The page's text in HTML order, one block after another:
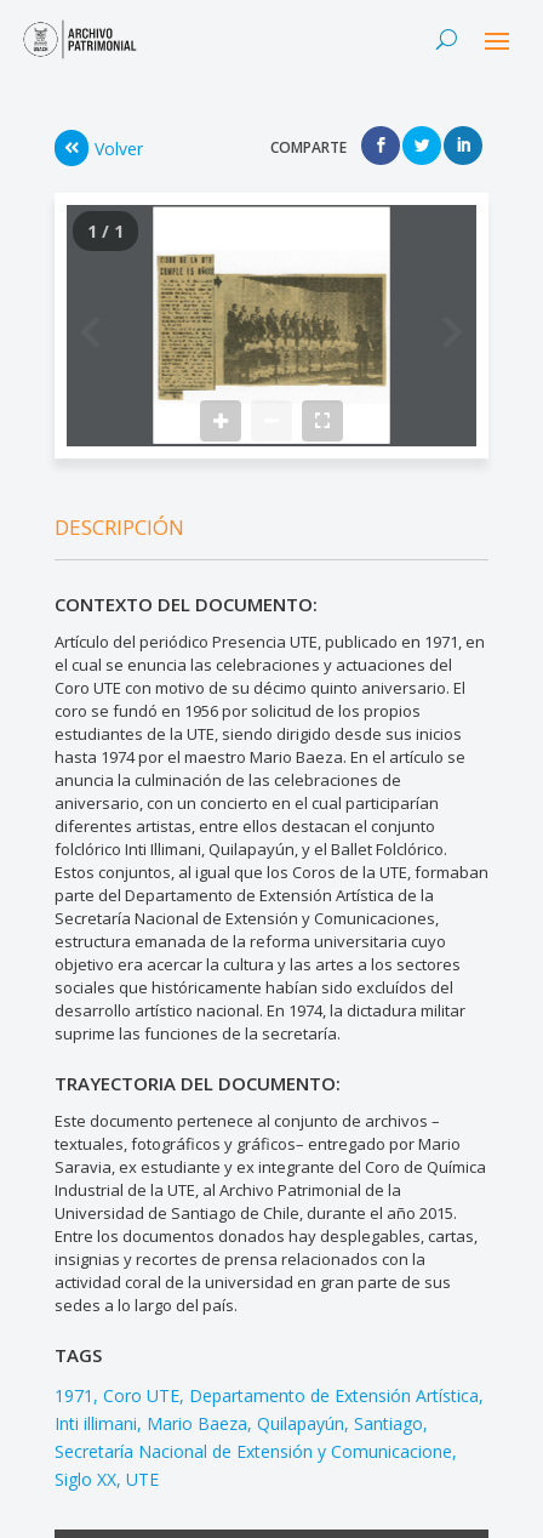
Volver COMPARTE
1 / 1
DESCRIPCIÓN
CONTEXTO DEL DOCUMENTO:
Artículo del periódico Presencia UTE, publicado en 1971, en
el cual se enuncia las celebraciones y actuaciones del
Coro UTE con motivo de su décimo quinto aniversario. El
coro se fundó en 1956 por solicitud de los propios
estudiantes de la UTE, siendo dirigido desde sus inicios
hasta 1974 por el maestro Mario Baeza. En el artículo se
anuncia la culminación de las celebraciones de
aniversario, con un concierto en el cual participarían
diferentes artistas, entre ellos destacan el conjunto
folclórico Inti Illimani, Quilapayún, y el Ballet Folclórico.
Estos conjuntos, al igual que los Coros de la UTE, formaban
parte del Departamento de Extensión Artística de la
Secretaría Nacional de Extensión y Comunicaciones,
estructura emanada de la reforma universitaria cuyo
objetivo era acercar la cultura y las artes a los sectores
sociales que históricamente habían sido excluídos del
desarrollo artístico nacional. En 1974, la dictadura militar
suprime las funciones de la secretaría.
TRAYECTORIA DEL DOCUMENTO:
Este documento pertenece al conjunto de archivos –
textuales, fotográficos y gráficos– entregado por Mario
Saravia, ex estudiante y ex integrante del Coro de Química
Industrial de la UTE, al Archivo Patrimonial de la
Universidad de Santiago de Chile, durante el año 2015.
Entre los documentos donados hay desplegables, cartas,
insignias y recortes de prensa relacionados con la
actividad coral de la universidad en gran parte de sus
sedes a lo largo del país.
TAGS
1971 Coro UTE Departamento de Extensión Artística
Inti illimani Mario Baeza Quilapayún Santiago
Secretaría Nacional de Extensión y Comunicacione
Siglo XX UTE